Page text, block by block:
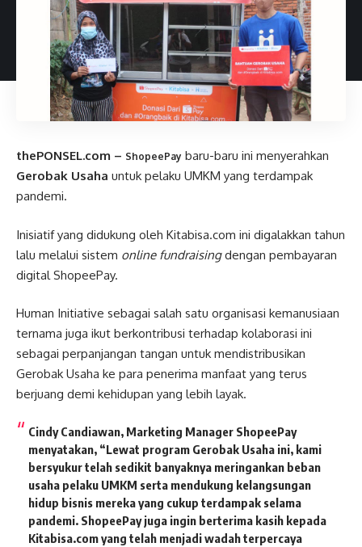
thePONSEL.com – ShopeePay baru-baru ini menyerahkan
Gerobak Usaha untuk pelaku UMKM yang terdampak
pandemi.
Inisiatif yang didukung oleh Kitabisa.com ini digalakkan tahun
lalu melalui sistem online fundraisingdengan pembayaran
digital ShopeePay.
Human Initiative sebagai salah satu organisasi kemanusiaan
ternama juga ikut berkontribusi terhadap kolaborasi ini
sebagai perpanjangan tangan untuk mendistribusikan
Gerobak Usaha ke para penerima manfaat yang terus
berjuang demi kehidupan yang lebih layak.
Cindy Candiawan, Marketing Manager ShopeePay
menyatakan, “Lewat program Gerobak Usaha ini, kami
bersyukur telah sedikit banyaknya meringankan beban
usaha pelaku UMKM serta mendukung kelangsungan
hidup bisnis mereka yang cukup terdampak selama
pandemi. ShopeePay juga ingin berterima kasih kepada
Kitabisa.com yang telah menjadi wadah terpercaya